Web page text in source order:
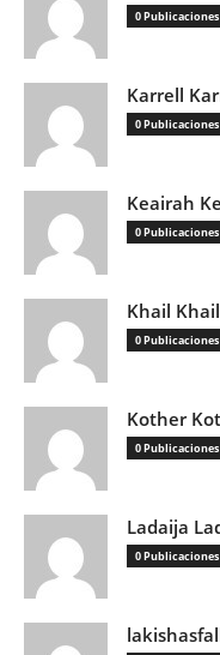
0 Publicaciones
Karrell
0 Publicaciones
Keairah
0 Publicaciones
Khail Khail
0 Publicaciones
Kother
0 Publicaciones
Ladaija
0 Publicaciones